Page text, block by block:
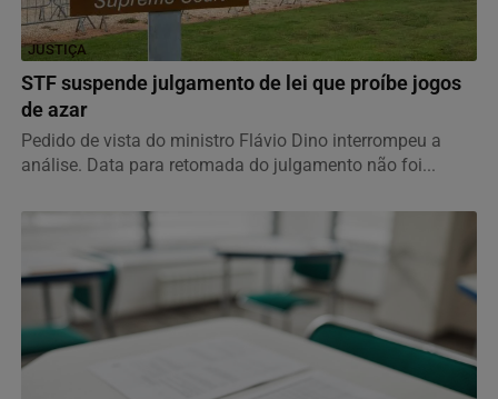
JUSTIÇA
STF suspende julgamento de lei que proíbe jogos
de azar
Pedido de vista do ministro Flávio Dino interrompeu a
análise. Data para retomada do julgamento não foi...